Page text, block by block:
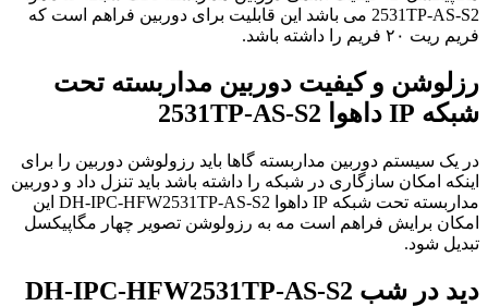
2531TP-AS-S2 می باشد این قابلیت برای دوربین فراهم است که
فریم ریت ۲۰ فریم را داشته باشد.
رزلوشن و کیفیت دوربین مداربسته تحت
شبکه IP داهوا 2531TP-AS-S2
در یک سیستم دوربین مداربسته گاها باید رزولوشن دوربین را برای
اینکه امکان سازگاری در شبکه را داشته باشد باید تنزل داد و دوربین
مداربسته تحت شبکه IP داهوا DH-IPC-HFW2531TP-AS-S2 این
امکان برایش فراهم است مه به رزولوشن تصویر چهار مگاپیکسل
تبدیل شود.
دید در شب DH-IPC-HFW2531TP-AS-S2